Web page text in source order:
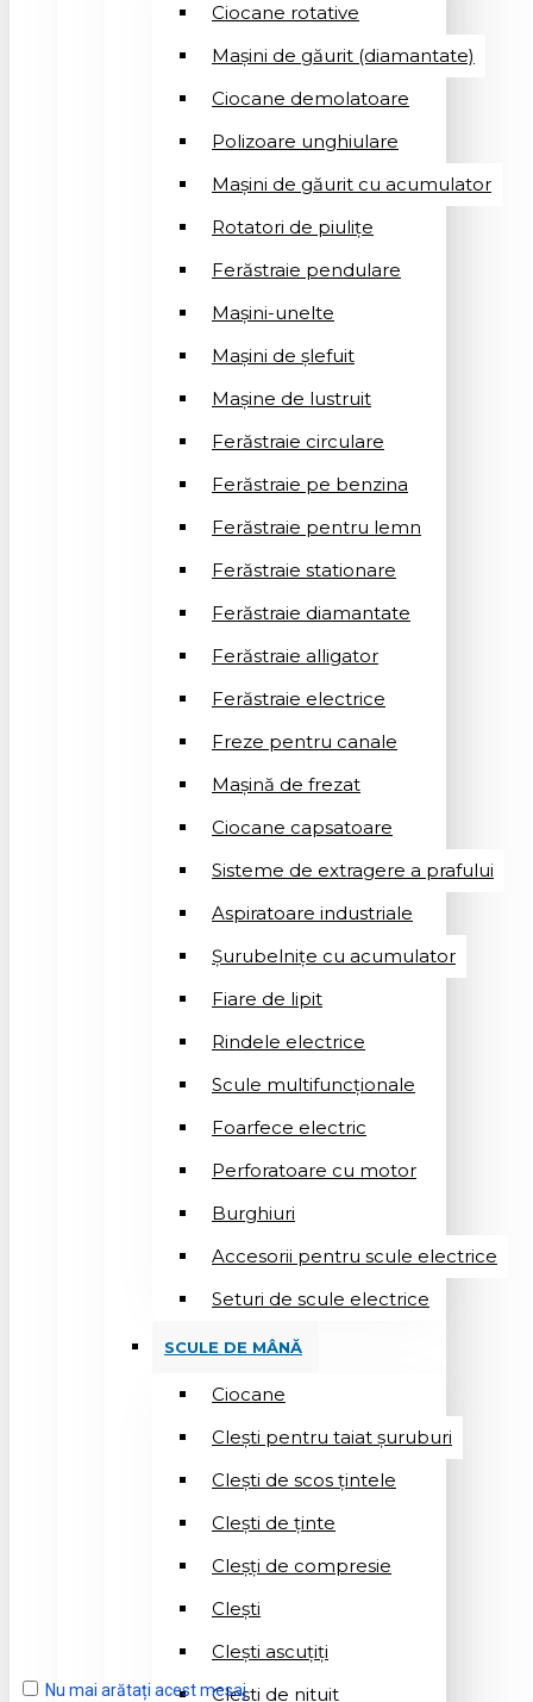
Ciocane rotative
Mașini de găurit (diamantate)
Ciocane demolatoare
Polizoare unghiulare
Mașini de găurit cu acumulator
Rotatori de piuliţe
Ferăstraie pendulare
Mașini-unelte
Mașini de șlefuit
Mașinе de lustruit
Ferăstraie circulare
Ferăstraie pe benzina
Ferăstraie pentru lemn
Ferăstraie stationare
Ferăstraie diamantate
Ferăstraie alligator
Ferăstraie electrice
Freze pentru canale
Mașină de frezat
Ciocane capsatoare
Sisteme de extragere a prafului
Aspiratoare industriale
Șurubelnițe cu acumulator
Fiare de lipit
Rindele electrice
Scule multifuncționale
Foarfece electric
Perforatoare cu motor
Burghiuri
Accesorii pentru scule electrice
Seturi de scule electrice
SCULE DE MÂNĂ
Ciocane
Cleşti pentru taiat șuruburi
Clești de scos țintele
Clești de ținte
Cleșți de compresie
Cleşti
Clești ascuțiți
Cleşti de nituit
Nu mai arătați acest mesaj